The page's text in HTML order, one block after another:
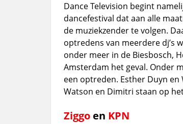
Dance Television begint
dancefestival dat aan alle
de muziekzender te volgen.
optredens van meerdere dj’s
onder meer in de Biesbosch,
Amsterdam het geval. Onder
een optreden. Esther Duyn en
Watson en Dimitri staan op
Ziggoen KPN